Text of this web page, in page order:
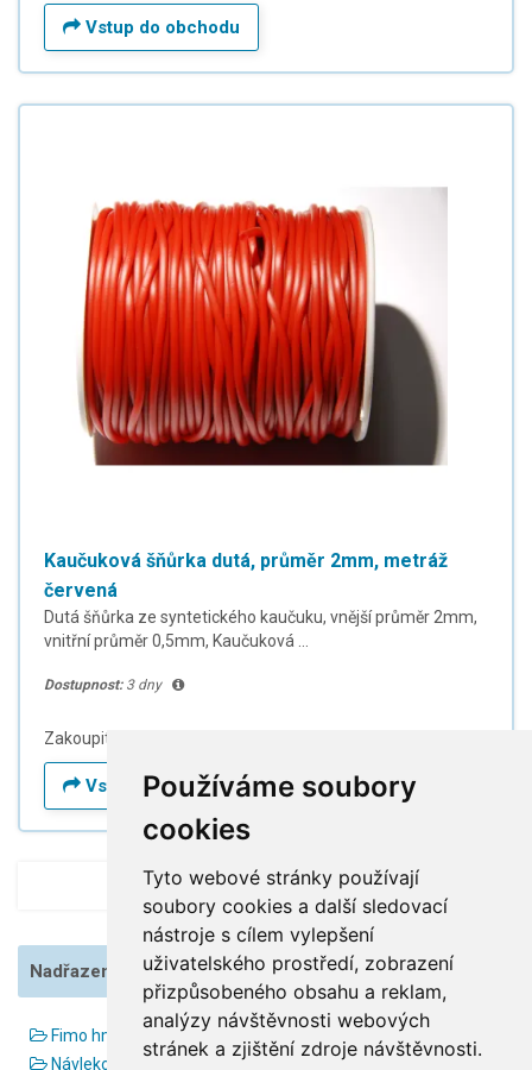
Používáme soubory
cookies
Tyto webové stránky používají
soubory cookies a další sledovací
nástroje s cílem vylepšení
uživatelského prostředí, zobrazení
přizpůsobeného obsahu a reklam,
analýzy návštěvnosti webových
stránek a zjištění zdroje návštěvnosti.
Vstup do obchodu
Kaučuková šňůrka dutá, průměr 2mm, metráž
červená
Dutá šňůrka ze syntetického kaučuku, vnější průměr 2mm,
vnitřní průměr 0,5mm, Kaučuková ...
Dostupnost: 3 dny
Zakoupit na potreby-kancelarske.eu
Vstup do obchodu
1 2 3
Nadřazené kategorie
Fimo hmota, soft, effect, classic, návody, rollery a pomůcky
Návlekový materiál